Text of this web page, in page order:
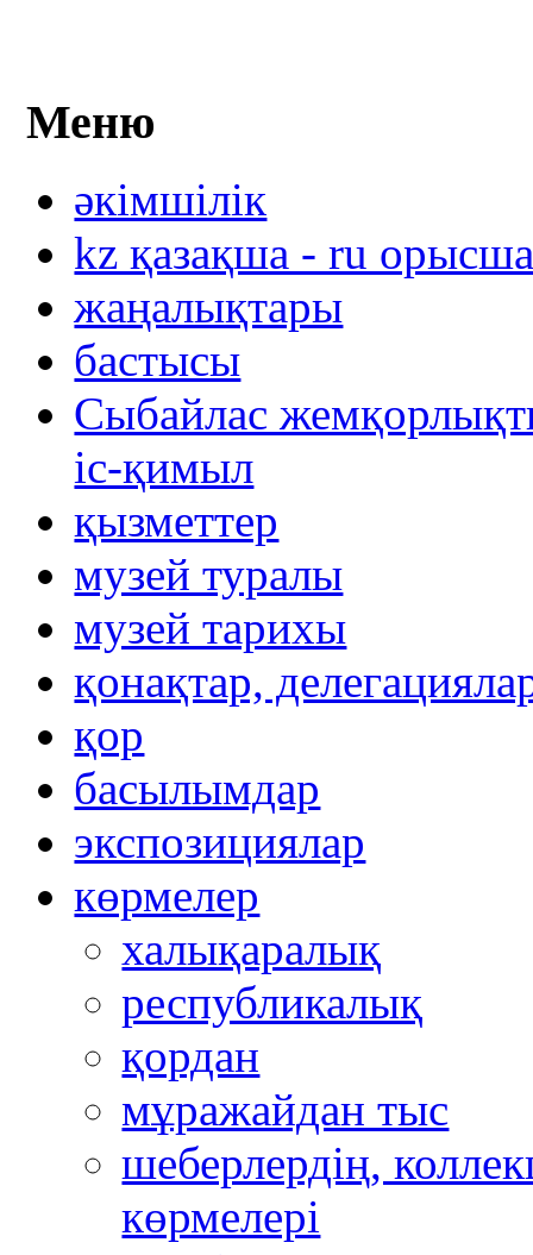
Меню
әкімшілік
kz қазақша - ru
жаңалықтары
бастысы
Сыбайлас
іс-қимыл
қызметтер
музей туралы
музей тарихы
қонақтар,
қор
басылымдар
экспозициялар
көрмелер
халықаралық
республикалық
қордан
мұражайдан тыс
шеберлердің,
көрмелері